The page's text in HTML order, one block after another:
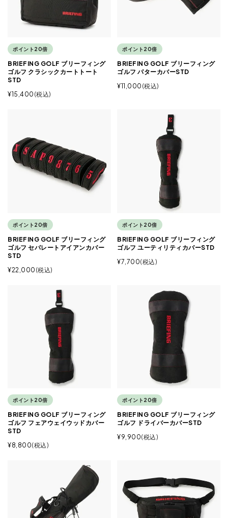
ポイント20倍
BRIEFING GOLF ブリーフィング
ゴルフ クラシックカートトート
STD
¥15,400 税込
ポイント20倍
BRIEFING GOLF ブリーフィング
ゴルフ パターカバーSTD
¥11,000 税込
ポイント20倍
BRIEFING GOLF ブリーフィング
ゴルフ セパレートアイアンカバー
STD
¥22,000 税込
ポイント20倍
BRIEFING GOLF ブリーフィング
ゴルフ ユーティリティカバーSTD
¥7,700 税込
ポイント20倍
BRIEFING GOLF ブリーフィング
ゴルフ フェアウェイウッドカバー
STD
¥8,800 税込
ポイント20倍
BRIEFING GOLF ブリーフィング
ゴルフ ドライバーカバーSTD
¥9,900 税込